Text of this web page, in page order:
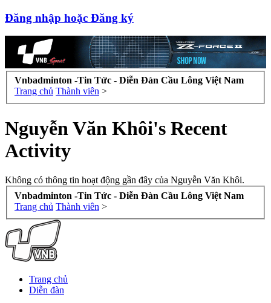
Đăng nhập hoặc Đăng ký
Vnbadminton -Tin Tức - Diễn Đàn Cầu Lông Việt Nam
Trang chủ Thành viên >
Nguyễn Văn Khôi's Recent
Activity
Không có thông tin hoạt động gần đây của Nguyễn Văn Khôi.
Vnbadminton -Tin Tức - Diễn Đàn Cầu Lông Việt Nam
Trang chủ Thành viên >
Trang chủ
Diễn đàn